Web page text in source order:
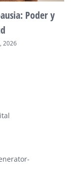
Poder
2026